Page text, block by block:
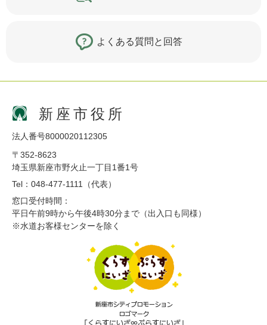
よくある質問と回答
新座市役所
法人番号8000020112305
〒352-8623
埼玉県新座市野火止一丁目1番1号
Tel：048-477-1111（代表）
窓口受付時間：
平日午前9時から午後4時30分まで（出入口も同様）
※水道お客様センターを除く